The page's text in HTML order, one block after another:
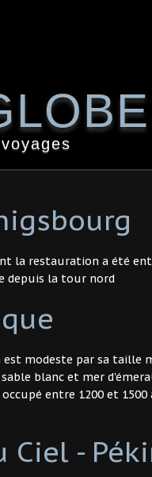
la restauration a été
depuis la tour nord
modeste par sa taille
blanc et mer
entre 1200 et 1500
Ciel -